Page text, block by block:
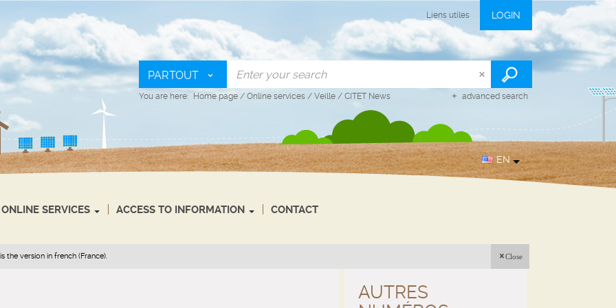
Liens utiles LOGIN
PARTOUT
advanced search
You are here: Home page / Online services / Veille / CITET News
EN
ONLINE SERVICES ACCESS TO INFORMATION CONTACT
the version in french (France). Close
AUTRES